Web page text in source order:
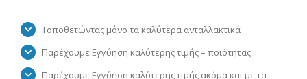
Τοποθετώντας μόνο τα καλύτερα ανταλλακτικά
Παρέχουμε Εγγύηση καλύτερης τιμής – ποιότητας
Παρέχουμε Εγγύηση καλύτερης τιμής ακόμα και με τα